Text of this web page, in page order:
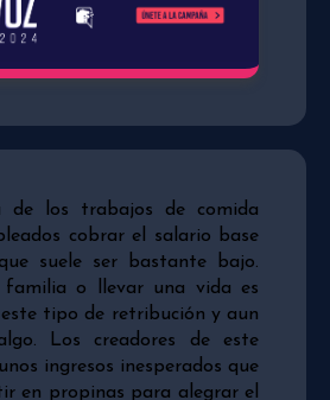
de los trabajos de comida
cobrar el salario base
suele ser bastante bajo.
familia o llevar una vida es
tipo de retribución y aun
Los creadores de este
ingresos inesperados que
en propinas para alegrar el